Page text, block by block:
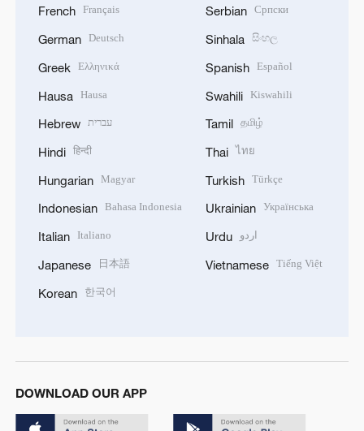
French Français
German Deutsch
Greek Ελληνικά
Hausa Hausa
Hebrew עברית
Hindi हिन्दी
Hungarian Magyar
Indonesian Bahasa Indonesia
Italian Italiano
Japanese 日本語
Korean 한국어
Serbian Српски
Sinhala සිංහල
Spanish Español
Swahili Kiswahili
Tamil தமிழ்
Thai ไทย
Turkish Türkçe
Ukrainian Українська
Urdu اردو
Vietnamese Tiếng Việt
DOWNLOAD OUR APP